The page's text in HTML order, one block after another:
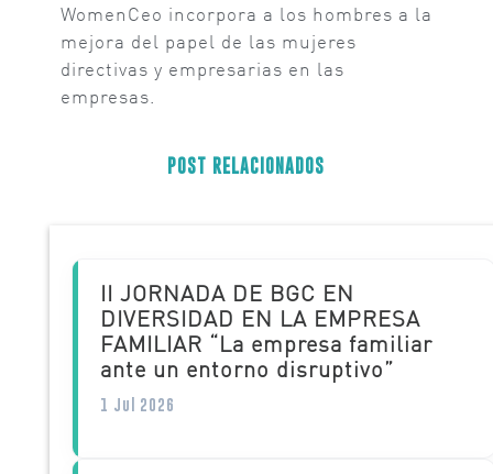
WomenCeo incorpora a los hombres a la
mejora del papel de las mujeres
directivas y empresarias en las
empresas.
POST RELACIONADOS
II JORNADA DE BGC EN
DIVERSIDAD EN LA EMPRESA
FAMILIAR “La empresa familiar
ante un entorno disruptivo”
1 Jul 2026